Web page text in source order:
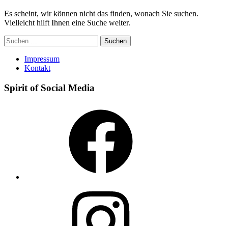
Es scheint, wir können nicht das finden, wonach Sie suchen.
Vielleicht hilft Ihnen eine Suche weiter.
Suchen
nach:
Impressum
Kontakt
Spirit of Social Media